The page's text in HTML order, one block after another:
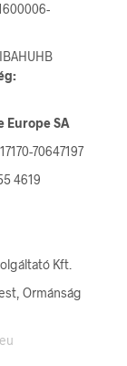
Europe SA
70647197
4619
Kft.